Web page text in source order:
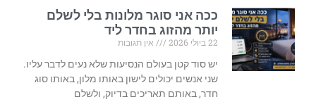
ככה אני סוגר מלונות בלי לשלם
יותר מהזוג בחדר ליד
22 ביולי 2026
אין תגובות
יש סוד קטן בעולם הנסיעות שלא נעים לדבר עליו.
שני אנשים יכולים לישון באותו מלון, באותו סוג
חדר, באותם תאריכים בדיוק, ולשלם